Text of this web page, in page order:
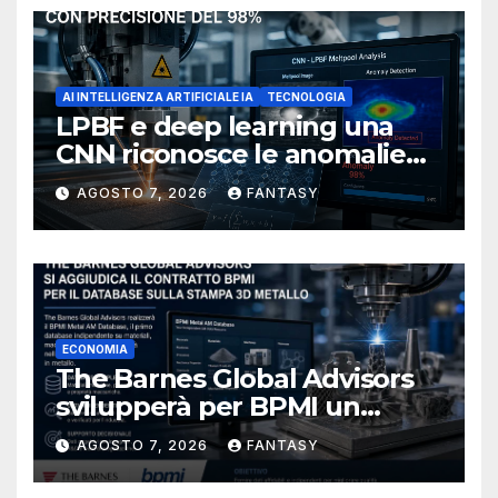
AI INTELLIGENZA ARTIFICIALE IA TECNOLOGIA
LPBF e deep learning una
CNN riconosce le anomalie
del bagno di fusione
AGOSTO 7, 2026 FANTASY
ECONOMIA
The Barnes Global Advisors
svilupperà per BPMI un
database per la stampa 3D
metallica destinata alla filiera
navale statunitense
AGOSTO 7, 2026 FANTASY